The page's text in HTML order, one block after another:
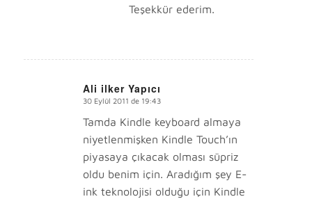
Teşekkür ederim.
Ali ilker Yapıcı
says:
30 Eylül 2011 de 19:43
Tamda Kindle keyboard almaya
niyetlenmişken Kindle Touch’ın
piyasaya çıkacak olması süpriz
oldu benim için. Aradığım şey E-
ink teknolojisi olduğu için Kindle